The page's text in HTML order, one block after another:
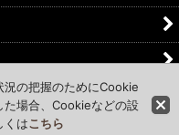
況の把握のためにCookie
た場合、Cookieなどの設
くはこちら